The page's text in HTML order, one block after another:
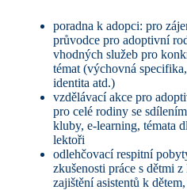
poradna k adopci: pro
průvodce pro adoptivní
vhodných služeb pro
témat (výchovná
identita atd.)
vzdělávací akce pro
pro celé rodiny se
kluby, e-learning, témata
lektoři
odlehčovací respitní
zkušenosti práce s dětmi
zajištění asistentů k